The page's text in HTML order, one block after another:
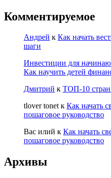
Комментируемое
Андрей к Как начать
шаги
Инвестиции для
Как научить детей
Дмитрий к ТОП-10 стран
tlover tonetк Как начать
пошаговое руководство
Вас илий к Как начать
пошаговое руководство
Архивы